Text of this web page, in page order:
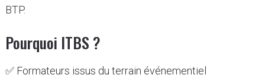
BTP.
Pourquoi ITBS ?
✅ Formateurs issus du terrain événementiel